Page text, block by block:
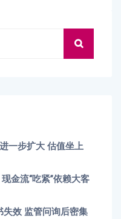
一步扩大 估值坐上
金流“吃紧”依赖大客
失效 监管问询后密集